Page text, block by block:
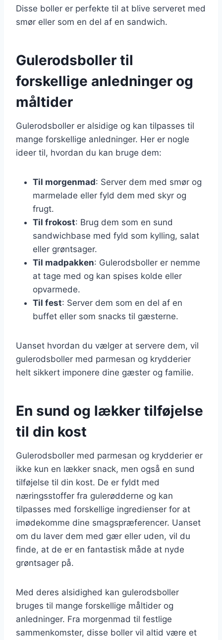
Disse boller er perfekte til at blive serveret med
smør eller som en del af en sandwich.
Gulerodsboller til
forskellige anledninger og
måltider
Gulerodsboller er alsidige og kan tilpasses til
mange forskellige anledninger. Her er nogle
ideer til, hvordan du kan bruge dem:
Til morgenmad: Server dem med smør og
marmelade eller fyld dem med skyr og
frugt.
Til frokost: Brug dem som en sund
sandwichbase med fyld som kylling, salat
eller grøntsager.
Til madpakken: Gulerodsboller er nemme
at tage med og kan spises kolde eller
opvarmede.
Til fest: Server dem som en del af en
buffet eller som snacks til gæsterne.
Uanset hvordan du vælger at servere dem, vil
gulerodsboller med parmesan og krydderier
helt sikkert imponere dine gæster og familie.
En sund og lækker tilføjelse
til din kost
Gulerodsboller med parmesan og krydderier er
ikke kun en lækker snack, men også en sund
tilføjelse til din kost. De er fyldt med
næringsstoffer fra gulerødderne og kan
tilpasses med forskellige ingredienser for at
imødekomme dine smagspræferencer. Uanset
om du laver dem med gær eller uden, vil du
finde, at de er en fantastisk måde at nyde
grøntsager på.
Med deres alsidighed kan gulerodsboller
bruges til mange forskellige måltider og
anledninger. Fra morgenmad til festlige
sammenkomster, disse boller vil altid være et